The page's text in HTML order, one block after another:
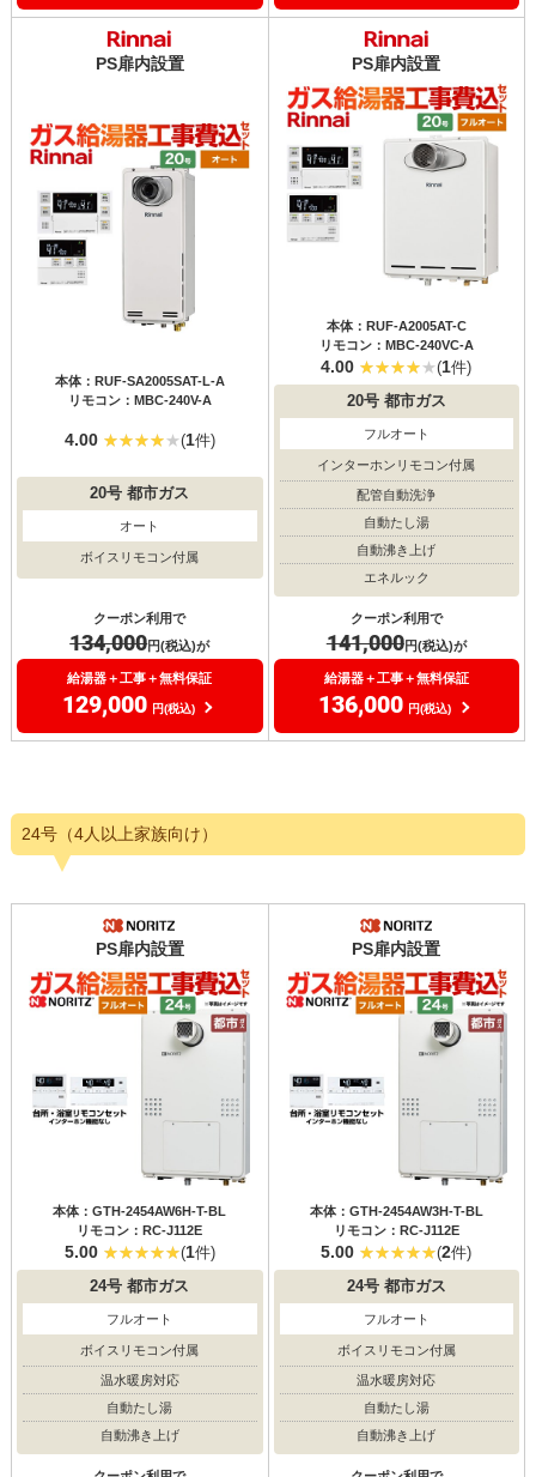
PS扉内設置
本体：RUF-SA2005SAT-L-A
リモコン：MBC-240V-A
4.00 (1件)
20号 都市ガス
オート
ボイスリモコン付属
クーポン利用で
134,000円(税込)が
給湯器＋工事＋無料保証
129,000 円(税込)
PS扉内設置
本体：RUF-A2005AT-C
リモコン：MBC-240VC-A
4.00 (1件)
20号都市ガス
フルオート
インターホンリモコン付属
配管自動洗浄
自動たし湯
自動沸き上げ
エネルック
クーポン利用で
141,000円(税込)が
給湯器＋工事＋無料保証
136,000 円(税込)
24号（4人以上家族向け）
PS扉内設置
本体：GTH-2454AW6H-T-BL
リモコン：RC-J112E
5.00 (1件)
24号 都市ガス
フルオート
ボイスリモコン付属
温水暖房対応
自動たし湯
自動沸き上げ
PS扉内設置
本体：GTH-2454AW3H-T-BL
リモコン：RC-J112E
5.00 (2件)
24号都市ガス
フルオート
ボイスリモコン付属
温水暖房対応
自動たし湯
自動沸き上げ